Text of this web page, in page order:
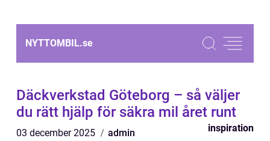
NYTTOMBIL.se
Däckverkstad Göteborg – så väljer
du rätt hjälp för säkra mil året runt
03 december 2025 admin inspiration